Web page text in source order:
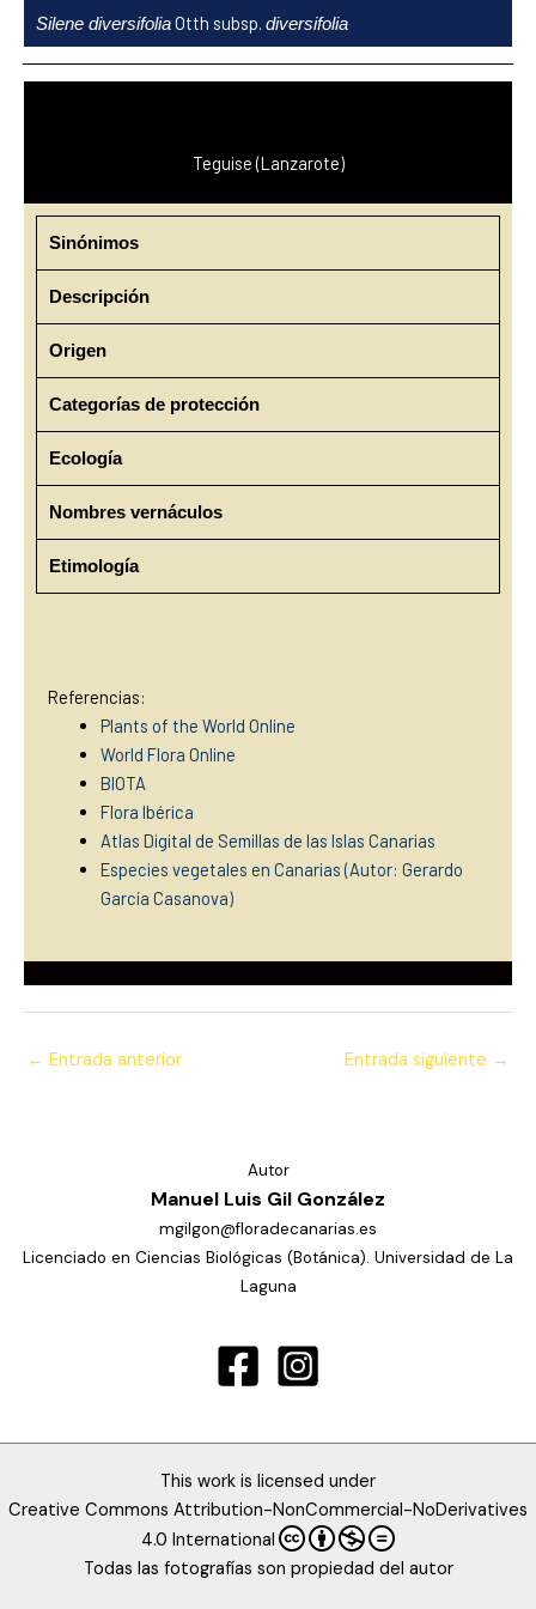
contenido
Silene diversifoliaOtth subsp. diversifolia
Teguise (Lanzarote)
Sinónimos
Descripción
Origen
Categorías de protección
Ecología
Nombres vernáculos
Etimología
Referencias:
Plants of the World Online
World Flora Online
BIOTA
Flora Ibérica
Atlas Digital de Semillas de las Islas Canarias
Especies vegetales en Canarias (Autor: Gerardo
García Casanova)
← Entrada anterior Entrada siguiente →
Autor
Manuel Luis Gil González
mgilgon@floradecanarias.es
Licenciado en Ciencias Biológicas (Botánica). Universidad de La
Laguna
This work is licensed under
Creative Commons Attribution-NonCommercial-NoDerivatives
4.0 International
Todas las fotografías son propiedad del autor